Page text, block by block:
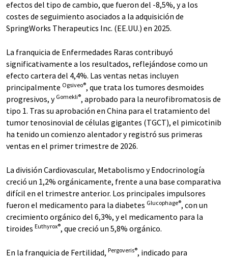
efectos del tipo de cambio, que fueron del -8,5%, y a los
costes de seguimiento asociados a la adquisición de
SpringWorks Therapeutics Inc. (EE.UU.) en 2025.
La franquicia de Enfermedades Raras contribuyó
significativamente a los resultados, reflejándose como un
efecto cartera del 4,4%. Las ventas netas incluyen
principalmente Ogsiveo®, que trata los tumores desmoides
progresivos, y Gomekli®, aprobado para la neurofibromatosis de
tipo 1. Tras su aprobación en China para el tratamiento del
tumor tenosinovial de células gigantes (TGCT), el pimicotinib
ha tenido un comienzo alentador y registró sus primeras
ventas en el primer trimestre de 2026.
La división Cardiovascular, Metabolismo y Endocrinología
creció un 1,2% orgánicamente, frente a una base comparativa
difícil en el trimestre anterior. Los principales impulsores
fueron el medicamento para la diabetes Glucophage®, con un
crecimiento orgánico del 6,3%, y el medicamento para la
tiroides Euthyrox®, que creció un 5,8% orgánico.
En la franquicia de Fertilidad, Pergoveris®, indicado para